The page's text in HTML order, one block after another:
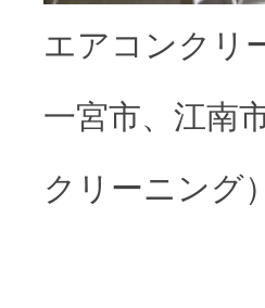
エアコンクリ
一宮市、江南
クリーニング）